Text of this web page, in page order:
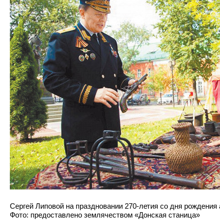
Сергей Липовой на праздновании 270-летия со дня
Фото: предоставлено землячеством «Донская станица»